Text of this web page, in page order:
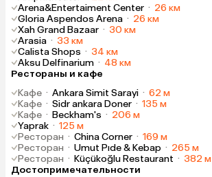
Arena&Entertaiment Center · 26 км
Gloria Aspendos Arena · 26 км
Xah Grand Bazaar · 30 км
Arasia · 33 км
Calista Shops · 34 км
Aksu Delfinarium · 48 км
Рестораны и кафе
Кафе · Ankara Simit Sarayi · 62 м
Кафе · Sidr ankara Doner · 135 м
Кафе · Beckham's · 206 м
Yaprak · 125 м
Ресторан · China Corner · 169 м
Ресторан · Umut Pıde & Kebap · 265 м
Ресторан · Küçükoğlu Restaurant · 382 м
Достопримечательности